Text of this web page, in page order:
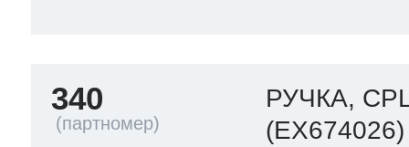
340
РУЧКА,
(EX674026)